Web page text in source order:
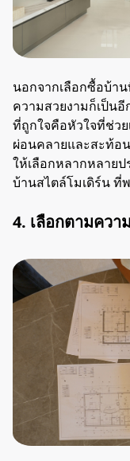
นอกจากเลือกซื้อบ้า
ความสวยงามก็เป็น
ที่ถูกใจคือหัวใจที่ช่ว
ผ่อนคลายและสะท้อ
ให้เลือกหลากหลาย
บ้านสไตล์โมเดิร์น ที่
4. เลือกตามควา